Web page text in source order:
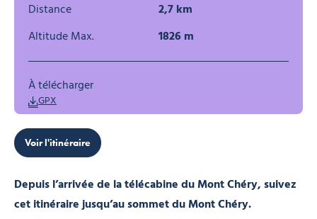
Depuis l’arrivée de la télécabine du Mont Chéry, suivez
cet itinéraire jusqu’au sommet du Mont Chéry.
Distance
2,7 km
Altitude Max.
1826 m
À télécharger
GPX
Voir l'itinéraire